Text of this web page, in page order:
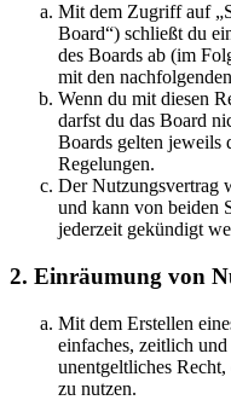
Mit dem Zugriff auf
Board“) schließt du
des Boards ab (im
mit den
Wenn du mit diesen
darfst du das Board
Boards gelten jeweils
Regelungen.
Der Nutzungsvertrag
und kann von beiden
jederzeit gekündigt
2. Einräumung von
Mit dem Erstellen
einfaches, zeitlich
unentgeltliches
zu nutzen.